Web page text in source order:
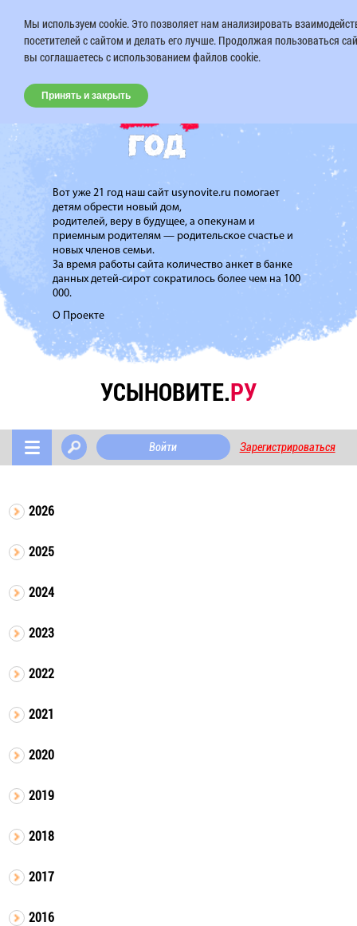
Вот уже 21 год наш сайт usynovite.ru помогает
детям обрести новый дом,
родителей, веру в будущее, а опекунам и
приемным родителям — родительское счастье и
новых членов семьи.
За время работы сайта количество анкет в банке
данных детей-сирот сократилось более чем на 100
000.
О Проекте
УСЫНОВИТЕ.РУ
Войти Зарегистрироваться
2026
2025
2024
2023
2022
2021
2020
2019
2018
2017
2016
Мы используем cookie. Это позволяет нам анализировать
посетителей с сайтом и делать его лучше. Продолжая пользоваться
вы соглашаетесь с использованием файлов cookie.
Принять и закрыть